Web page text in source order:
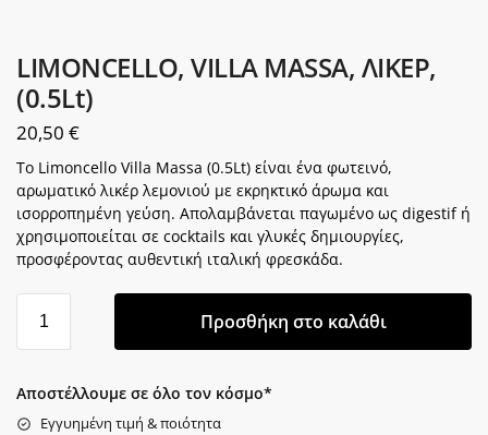
LIMONCELLO, VILLA MASSA, ΛΙΚΕΡ,
(0.5Lt)
20,50 €
Το Limoncello Villa Massa (0.5Lt) είναι ένα φωτεινό,
αρωματικό λικέρ λεμονιού με εκρηκτικό άρωμα και
ισορροπημένη γεύση. Απολαμβάνεται παγωμένο ως digestif ή
χρησιμοποιείται σε cocktails και γλυκές δημιουργίες,
προσφέροντας αυθεντική ιταλική φρεσκάδα.
Προσθήκη στο καλάθι
Αποστέλλουμε σε όλο τον κόσμο*
Εγγυημένη τιμή & ποιότητα